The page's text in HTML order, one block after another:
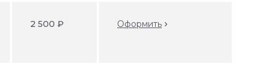
2 500 ₽ Оформить